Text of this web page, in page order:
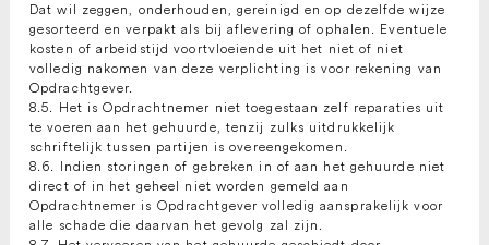
Dat wil zeggen, onderhouden, gereinigd en op dezelfde wijze
gesorteerd en verpakt als bij aflevering of ophalen. Eventuele
kosten of arbeidstijd voortvloeiende uit het niet of niet
volledig nakomen van deze verplichting is voor rekening van
Opdrachtgever.
8.5. Het is Opdrachtnemer niet toegestaan zelf reparaties uit
te voeren aan het gehuurde, tenzij zulks uitdrukkelijk
schriftelijk tussen partijen is overeengekomen.
8.6. Indien storingen of gebreken in of aan het gehuurde niet
direct of in het geheel niet worden gemeld aan
Opdrachtnemer is Opdrachtgever volledig aansprakelijk voor
alle schade die daarvan het gevolg zal zijn.